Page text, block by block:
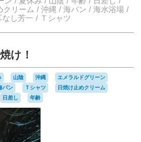
クリーム 沖縄 海パン
海水浴場
なし芳一
Ｔシャツ
け！
山陰 沖縄
エメラルドグリーン
パン Ｔシャツ
日焼け止めクリーム
日差し 年齢